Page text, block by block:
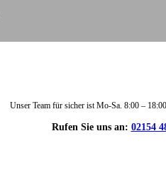
Unser Team für sicher ist Mo-Sa. 8:00 –
Rufen Sie uns an: 02154